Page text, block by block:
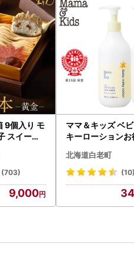
9個入り モ
スイーツ
(703)
9,000
ママ＆キッズ ベ
キーローションお
0
北海道白老町
(10)